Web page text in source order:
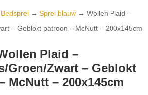
Bedsprei → Sprei blauw → Wollen Plaid –
– Geblokt patroon – McNutt – 200x145cm
Plaid –
Groen/Zwart – Geblokt
McNutt – 200x145cm